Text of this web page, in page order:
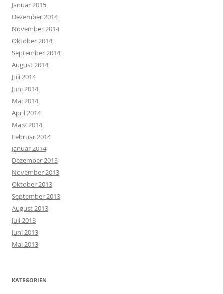
Januar 2015
Dezember 2014
November 2014
Oktober 2014
September 2014
August 2014
Juli 2014
Juni 2014
Mai 2014
April 2014
März 2014
Februar 2014
Januar 2014
Dezember 2013
November 2013
Oktober 2013
September 2013
August 2013
Juli 2013
Juni 2013
Mai 2013
KATEGORIEN